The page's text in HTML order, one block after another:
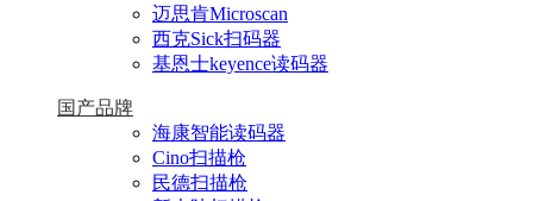
迈思肯Microscan
西克Sick扫码器
基恩士keyence读码器
国产品牌
海康智能读码器
Cino扫描枪
民德扫描枪